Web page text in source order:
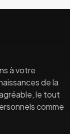
à votre
de la
le tout
comme